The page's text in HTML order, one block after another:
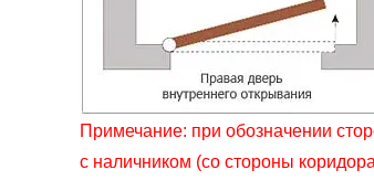
Примечание: при обозначении
с наличником (со стороны